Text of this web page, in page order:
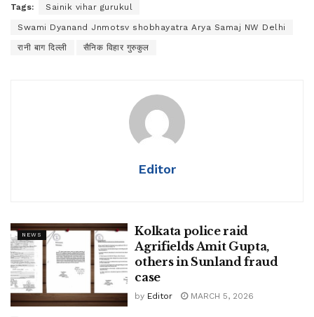
Tags: Sainik vihar gurukul
Swami Dyanand Jnmotsv shobhayatra Arya Samaj NW Delhi
रानी बाग दिल्ली सैनिक विहार गुरुकुल
Editor
NEWS
Kolkata police raid
Agrifields Amit Gupta,
others in Sunland fraud
case
by Editor MARCH 5, 2026